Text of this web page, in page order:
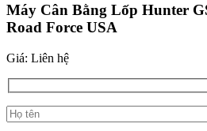
Máy Cân Bằng Lốp Hunter
Road Force USA
Giá: Liên hệ